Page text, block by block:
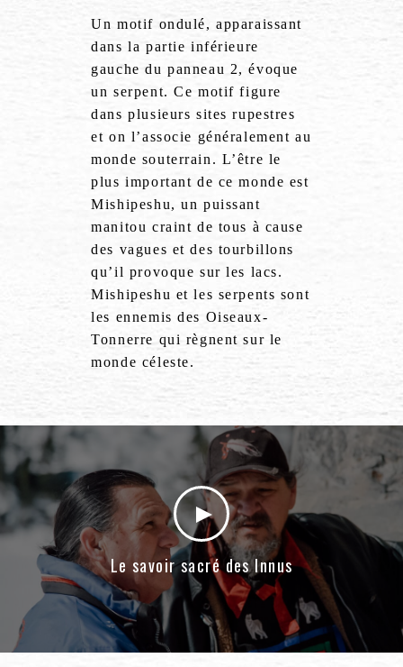
Un motif ondulé, apparaissant
dans la partie inférieure
gauche du panneau 2, évoque
un serpent. Ce motif figure
dans plusieurs sites rupestres
et on l’associe généralement au
monde souterrain. L’être le
plus important de ce monde est
Mishipeshu, un puissant
manitou craint de tous à cause
des vagues et des tourbillons
qu’il provoque sur les lacs.
Mishipeshu et les serpents sont
les ennemis des Oiseaux-
Tonnerre qui règnent sur le
monde céleste.
Le savoir sacré des Innus